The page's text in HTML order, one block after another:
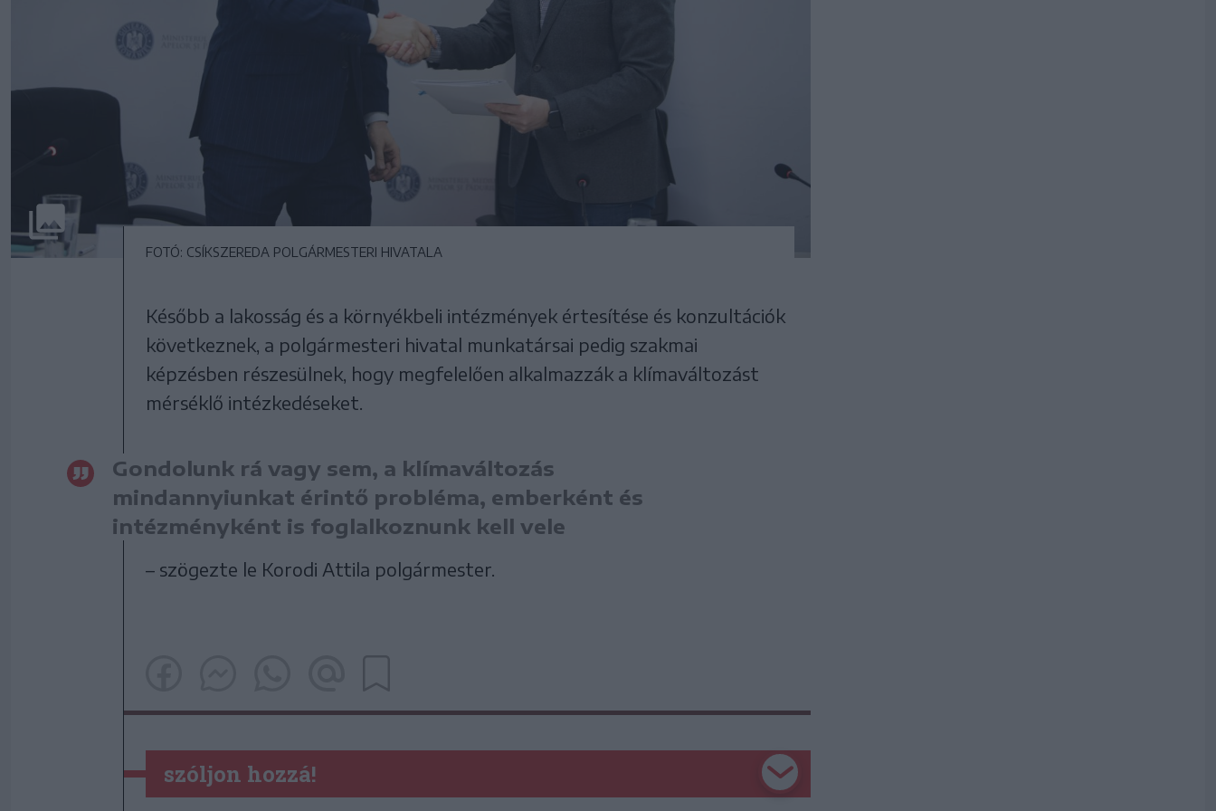
FOTÓ: CSÍKSZEREDA POLGÁRMESTERI HIVATALA
Később a lakosság és a környékbeli intézmények értesítése és konzultációk
következnek, a polgármesteri hivatal munkatársai pedig szakmai
képzésben részesülnek, hogy megfelelően alkalmazzák a klímaváltozást
mérséklő intézkedéseket.
Gondolunk rá vagy sem, a klímaváltozás
mindannyiunkat érintő probléma, emberként és
intézményként is foglalkoznunk kell vele
– szögezte le Korodi Attila polgármester.
szóljon hozzá!